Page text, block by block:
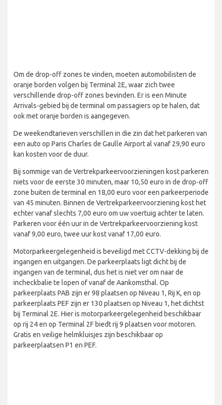
Om de drop-off zones te vinden, moeten automobilisten de
oranje borden volgen bij Terminal 2E, waar zich twee
verschillende drop-off zones bevinden. Er is een Minute
Arrivals-gebied bij de terminal om passagiers op te halen, dat
ook met oranje borden is aangegeven.
De weekendtarieven verschillen in die zin dat het parkeren van
een auto op Paris Charles de Gaulle Airport al vanaf 29,90 euro
kan kosten voor de duur.
Bij sommige van de Vertrekparkeervoorzieningen kost parkeren
niets voor de eerste 30 minuten, maar 10,50 euro in de drop-off
zone buiten de terminal en 18,00 euro voor een parkeerperiode
van 45 minuten. Binnen de Vertrekparkeervoorziening kost het
echter vanaf slechts 7,00 euro om uw voertuig achter te laten.
Parkeren voor één uur in de Vertrekparkeervoorziening kost
vanaf 9,00 euro, twee uur kost vanaf 17,00 euro.
Motorparkeergelegenheid is beveiligd met CCTV-dekking bij de
ingangen en uitgangen. De parkeerplaats ligt dicht bij de
ingangen van de terminal, dus het is niet ver om naar de
incheckbalie te lopen of vanaf de Aankomsthal. Op
parkeerplaats PAB zijn er 98 plaatsen op Niveau 1, Rij K, en op
parkeerplaats PEF zijn er 130 plaatsen op Niveau 1, het dichtst
bij Terminal 2E. Hier is motorparkeergelegenheid beschikbaar
op rij 24 en op Terminal 2F biedt rij 9 plaatsen voor motoren.
Gratis en veilige helmkluisjes zijn beschikbaar op
parkeerplaatsen P1 en PEF.